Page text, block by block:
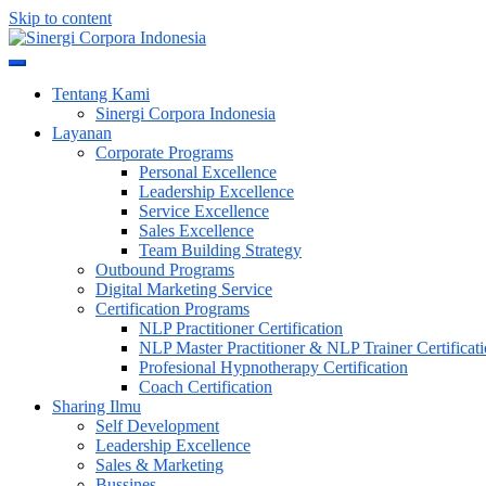
Skip to content
Sinergi Corpora Indonesia
Tentang Kami
Sinergi Corpora Indonesia
Layanan
Corporate Programs
Personal Excellence
Leadership Excellence
Service Excellence
Sales Excellence
Team Building Strategy
Outbound Programs
Digital Marketing Service
Certification Programs
NLP Practitioner Certification
NLP Master Practitioner & NLP Trainer
Profesional Hypnotherapy Certification
Coach Certification
Sharing Ilmu
Self Development
Leadership Excellence
Sales & Marketing